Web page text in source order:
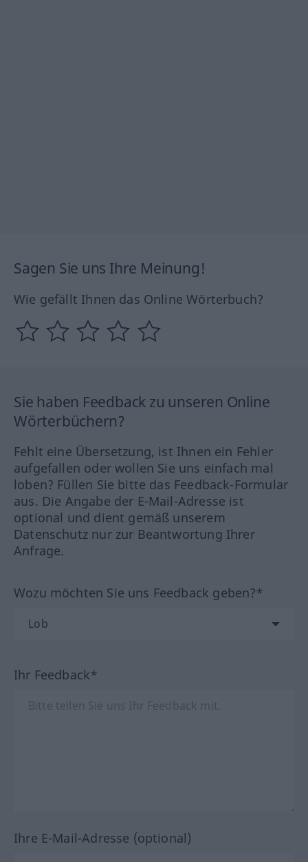
Sagen Sie uns Ihre Meinung!
Wie gefällt Ihnen das Online Wörterbuch?
Sie haben Feedback zu unseren Online
Wörterbüchern?
Fehlt eine Übersetzung, ist Ihnen ein Fehler
aufgefallen oder wollen Sie uns einfach mal
loben? Füllen Sie bitte das Feedback-Formular
aus. Die Angabe der E-Mail-Adresse ist
optional und dient gemäß unserem
Datenschutz nur zur Beantwortung Ihrer
Anfrage.
Wozu möchten Sie uns Feedback geben?*
Ihr Feedback*
Ihre E-Mail-Adresse (optional)